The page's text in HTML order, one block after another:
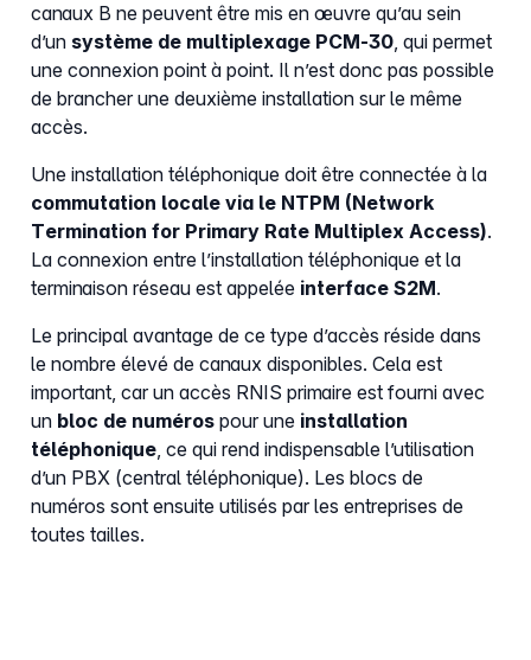
canaux B ne peuvent être mis en œuvre qu’au sein
d’un système de multiplexage PCM‑30, qui permet
une connexion point à point. Il n’est donc pas possible
de brancher une deuxième installation sur le même
accès.
Une installation téléphonique doit être connectée à la
commutation locale via le NTPM (Network
Termination for Primary Rate Multiplex Access).
La connexion entre l’installation téléphonique et la
terminaison réseau est appelée interface S2M.
Le principal avantage de ce type d’accès réside dans
le nombre élevé de canaux disponibles. Cela est
important, car un accès RNIS primaire est fourni avec
un bloc de numéros pour une installation
téléphonique, ce qui rend indispensable l’utilisation
d’un PBX (central téléphonique). Les blocs de
numéros sont ensuite utilisés par les entreprises de
toutes tailles.